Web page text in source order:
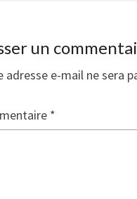
un
adresse e-mail ne sera
*